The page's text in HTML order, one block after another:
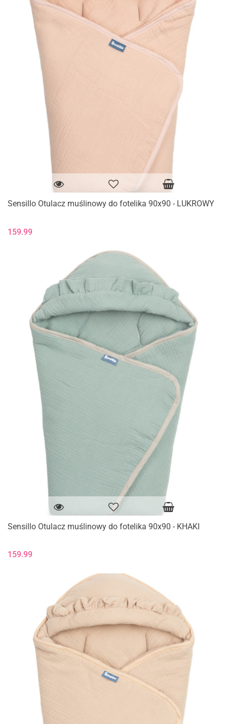
Sensillo Otulacz muślinowy do fotelika 90x90 - LUKROWY
159.99
Sensillo Otulacz muślinowy do fotelika 90x90 - KHAKI
159.99